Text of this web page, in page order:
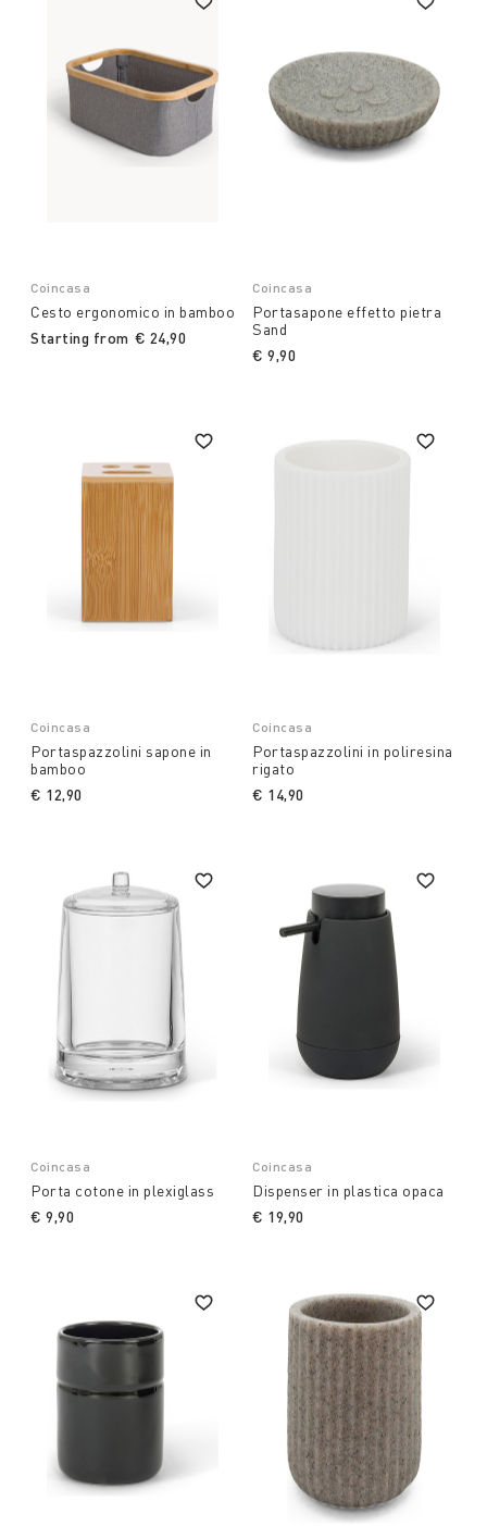
Coincasa
Cesto ergonomico in bamboo
Starting from € 24,90
Coincasa
Portasapone effetto pietra
Sand
€ 9,90
Coincasa
Portaspazzolini sapone in
bamboo
€ 12,90
Coincasa
Portaspazzolini in poliresina
rigato
€ 14,90
Coincasa
Porta cotone in plexiglass
€ 9,90
Coincasa
Dispenser in plastica opaca
€ 19,90